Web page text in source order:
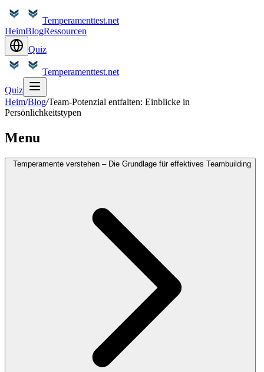
Temperamenttest.net
HeimBlogRessourcen
Quiz
Temperamenttest.net
Quiz
Heim/Blog/Team-Potenzial entfalten: Einblicke in
Persönlichkeitstypen
Menu
Temperamente verstehen – Die Grundlage für effektives Teambuilding